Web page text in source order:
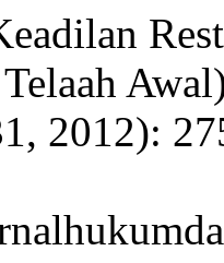
2012):